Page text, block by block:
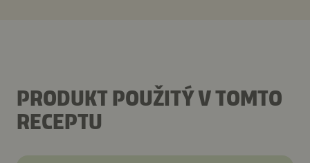
PRODUKT POUŽITÝ V TOMTO
RECEPTU